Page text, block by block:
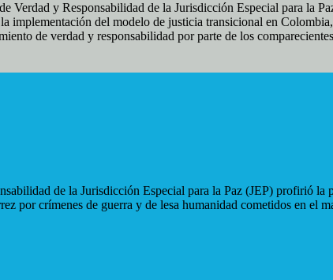
Verdad y Responsabilidad de la Jurisdicción Especial para la
implementación del modelo de justicia transicional en
de verdad y responsabilidad por parte de los
de la Jurisdicción Especial para la Paz (JEP) profirió la
por crímenes de guerra y de lesa humanidad cometidos en el